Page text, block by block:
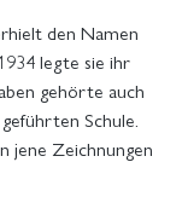
den Namen
legte sie ihr
gehörte auch
Schule.
jene Zeichnungen